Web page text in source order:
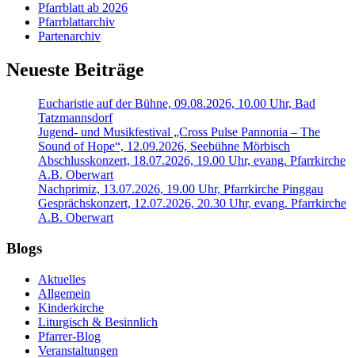
Pfarrblatt ab 2026
Pfarrblattarchiv
Partenarchiv
Neueste Beiträge
Eucharistie auf der Bühne, 09.08.2026, 10.00 Uhr, Bad
Tatzmannsdorf
Jugend- und Musikfestival „Cross Pulse Pannonia – The
Sound of Hope“, 12.09.2026, Seebühne Mörbisch
Abschlusskonzert, 18.07.2026, 19.00 Uhr, evang. Pfarrkirche
A.B. Oberwart
Nachprimiz, 13.07.2026, 19.00 Uhr, Pfarrkirche Pinggau
Gesprächskonzert, 12.07.2026, 20.30 Uhr, evang. Pfarrkirche
A.B. Oberwart
Blogs
Aktuelles
Allgemein
Kinderkirche
Liturgisch & Besinnlich
Pfarrer-Blog
Veranstaltungen